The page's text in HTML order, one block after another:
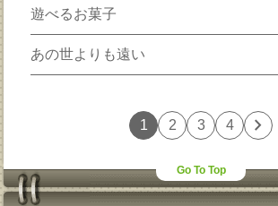
遊べるお菓子
あの世よりも遠い
1 2 3 4 chevron_right
Go To Top